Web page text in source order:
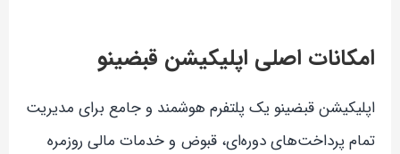
امکانات اصلی اپلیکیشن قبضینو
اپلیکیشن قبضینو یک پلتفرم هوشمند و جامع برای مدیریت
تمام پرداخت‌های دوره‌ای، قبوض و خدمات مالی روزمره